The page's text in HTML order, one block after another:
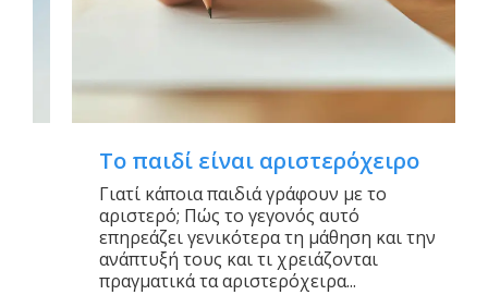
Το παιδί είναι αριστερόχειρο
Γιατί κάποια παιδιά γράφουν με το
αριστερό; Πώς το γεγονός αυτό
επηρεάζει γενικότερα τη μάθηση και την
ανάπτυξή τους και τι χρειάζονται
πραγματικά τα αριστερόχειρα...